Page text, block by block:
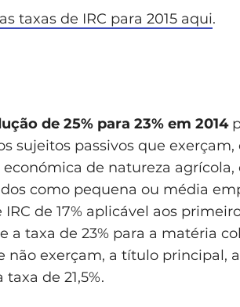
taxas de IRC para 2015 aqui.
de 25% para 23% em 2014
sujeitos passivos que
de natureza agrícola,
como pequena ou média
de 17% aplicável aos
a taxa de 23% para a matéria
não exerçam, a título principal,
de 21,5%.